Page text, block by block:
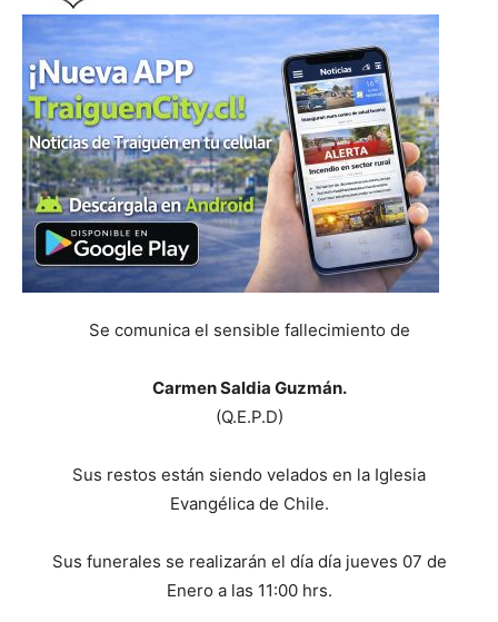
Se comunica el sensible fallecimiento de
Carmen Saldia Guzmán.
(Q.E.P.D)
Sus restos están siendo velados en la Iglesia
Evangélica de Chile.
Sus funerales se realizarán el día día jueves 07 de
Enero a las 11:00 hrs.